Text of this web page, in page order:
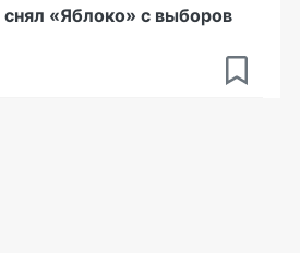
«Яблоко» с выборов